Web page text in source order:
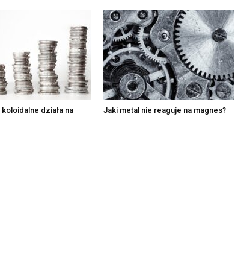
działa na
Jaki metal nie reaguje na magnes?